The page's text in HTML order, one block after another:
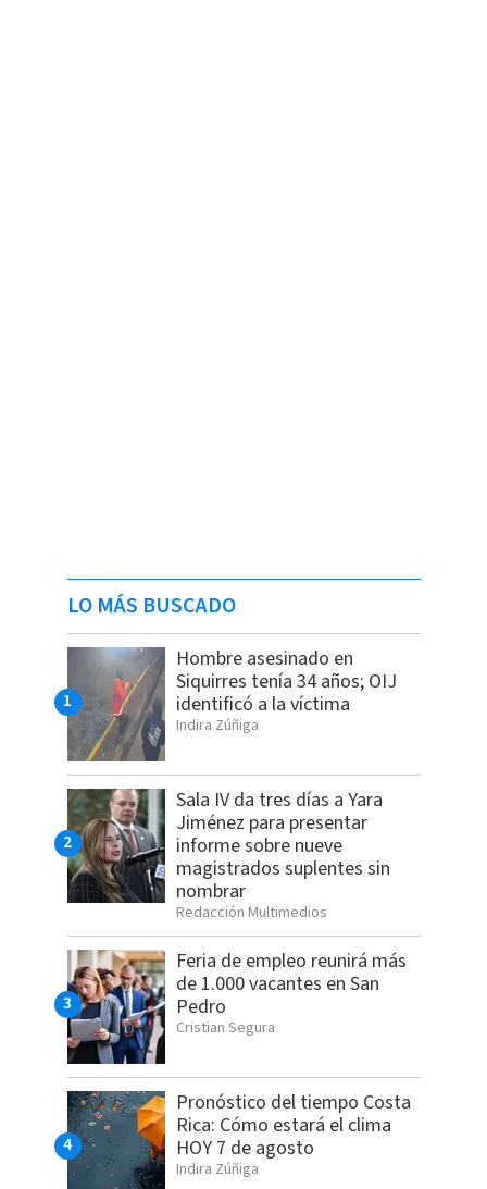
LO MÁS BUSCADO
Hombre asesinado en
Siquirres tenía 34 años; OIJ
identificó a la víctima
Indira Zúñiga
Sala IV da tres días a Yara
Jiménez para presentar
informe sobre nueve
magistrados suplentes sin
nombrar
Redacción Multimedios
Feria de empleo reunirá más
de 1.000 vacantes en San
Pedro
Cristian Segura
Pronóstico del tiempo Costa
Rica: Cómo estará el clima
HOY 7 de agosto
Indira Zúñiga